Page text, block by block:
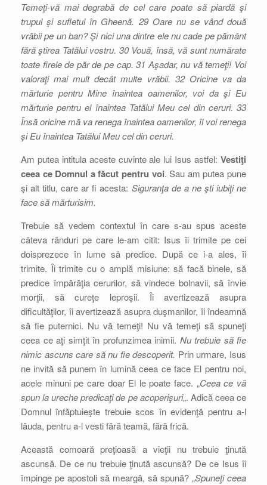
Temeţi-vă mai degrabă de cel care poate să piardă şi
trupul şi sufletul în Gheenă. 29 Oare nu se vând două
vrăbii pe un ban? Şi nici una dintre ele nu cade pe pământ
fără ştirea Tatălui vostru. 30 Vouă, însă, vă sunt numărate
toate firele de păr de pe cap. 31 Aşadar, nu vă temeţi! Voi
valoraţi mai mult decât multe vrăbii. 32 Oricine va da
mărturie pentru Mine înaintea oamenilor, voi da şi Eu
mărturie pentru el înaintea Tatălui Meu cel din ceruri. 33
Însă oricine mă va renega înaintea oamenilor, îl voi renega
şi Eu înaintea Tatălui Meu cel din ceruri.
Am putea intitula aceste cuvinte ale lui Isus astfel: Vestiţi
ceea ce Domnul a făcut pentru voi. Sau am putea pune
şi alt titlu, care ar fi acesta: Siguranţa de a ne şti iubiţi ne
face să mărturisim.
Trebuie să vedem contextul în care s-au spus aceste
câteva rânduri pe care le-am citit: Isus îi trimite pe cei
doisprezece în lume să predice. După ce i-a ales, îi
trimite. Îi trimite cu o amplă misiune: să facă binele, să
predice împărăţia cerurilor, să vindece bolnavii, să învie
morţii, să cureţe leproşii. Îi avertizează asupra
dificultăţilor, îi avertizează asupra duşmanilor, îi îndeamnă
să fie puternici. Nu vă temeţi! Nu vă temeţi să spuneţi
ceea ce aţi simţit în profunzimea inimii. Nu trebuie să fie
nimic ascuns care să nu fie descoperit. Prin urmare, Isus
ne invită să punem în lumină ceea ce face El pentru noi,
acele minuni pe care doar El le poate face. „Ceea ce vă
spun la ureche predicaţi de pe acoperişuri„. Adică ceea ce
Domnul înfăptuieşte trebuie scos în evidenţă pentru a-l
lăuda, pentru a-l vesti fără teamă, fără frică.
Această comoară preţioasă a vieţii nu trebuie ţinută
ascunsă. De ce nu trebuie ţinută ascunsă? De ce Isus îi
împinge pe apostoli să meargă, să spună? „Spuneţi ceea